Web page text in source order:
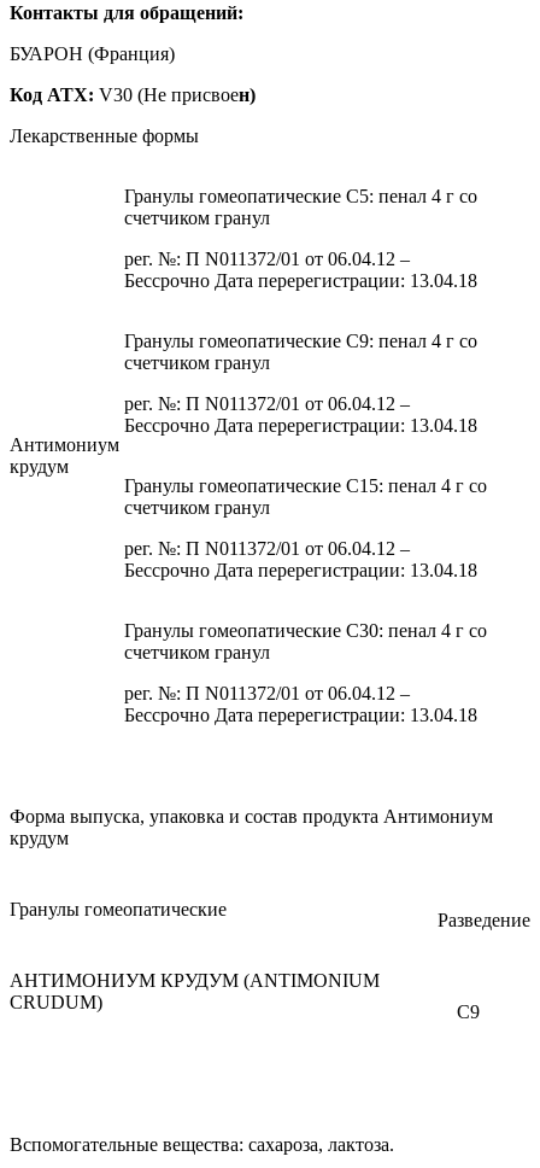
Контакты для обращений:
БУАРОН (Франция)
Код ATX: V30 (Не присвоен)
Лекарственные формы
Антимониум
крудум
Гранулы гомеопатические C5: пенал 4 г со
счетчиком гранул
рег. №: П N011372/01 от 06.04.12 –
Бессрочно Дата перерегистрации: 13.04.18
Гранулы гомеопатические C9: пенал 4 г со
счетчиком гранул
рег. №: П N011372/01 от 06.04.12 –
Бессрочно Дата перерегистрации: 13.04.18
Гранулы гомеопатические C15: пенал 4 г со
счетчиком гранул
рег. №: П N011372/01 от 06.04.12 –
Бессрочно Дата перерегистрации: 13.04.18
Гранулы гомеопатические C30: пенал 4 г со
счетчиком гранул
рег. №: П N011372/01 от 06.04.12 –
Бессрочно Дата перерегистрации: 13.04.18
Форма выпуска, упаковка и состав продукта Антимониум
крудум
Гранулы гомеопатические
Разведение
АНТИМОНИУМ КРУДУМ (ANTIMONIUM
CRUDUM)
C9
Вспомогательные вещества: сахароза, лактоза.